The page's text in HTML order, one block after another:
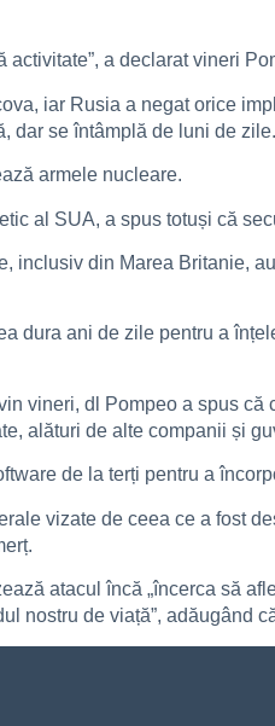
a declarat vineri
iar Rusia a negat orice
dar se întâmplă de luni de zile.
armele nucleare.
al SUA, a spus totuși că
inclusiv din Marea Britanie,
dura ani de zile pentru a
vineri, dl Pompeo a spus
alături de alte companii și
de la terți pentru a
vizate de ceea ce a fost
atacul încă „încerca să
nostru de viață”, adăugând